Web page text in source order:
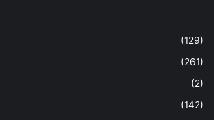
(129)
(261)
(2)
(142)